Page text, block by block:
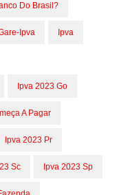
Do Brasil?
Ipva Ipva
Ipva 2023 Go
A Pagar
Ipva 2023 Pr
Sc Ipva 2023 Sp